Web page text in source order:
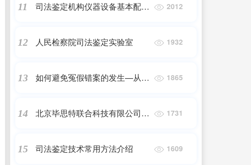
11
司法鉴定机构仪器设备基本配置
2012
12 人民检察院司法鉴定实验室 1932
13
如何避免冤假错案的发生—从法
1865
14
北京毕思特联合科技有限公司新
1731
15 司法鉴定技术常用方法介绍 1609